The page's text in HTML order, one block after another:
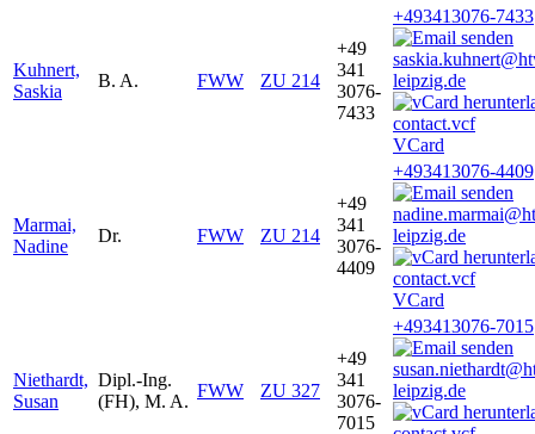
Kuhnert,
Saskia
B. A. FWW ZU 214
+49
341
3076-
7433
+493413076-7433
leipzig.de
VCard
Marmai,
Nadine
Dr. FWW ZU 214
+49
341
3076-
4409
+493413076-4409
leipzig.de
VCard
Niethardt,
Susan
Dipl.-Ing.
(FH), M. A.
FWW ZU 327
+49
341
3076-
7015
+493413076-7015
leipzig.de